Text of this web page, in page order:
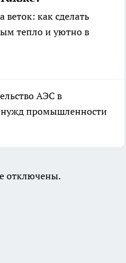
как сделать
тепло и уютно в
АЭС в
нужд промышленности
отключены.